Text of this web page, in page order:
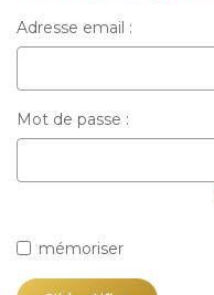
Adresse email :
Mot de passe :
mémoriser